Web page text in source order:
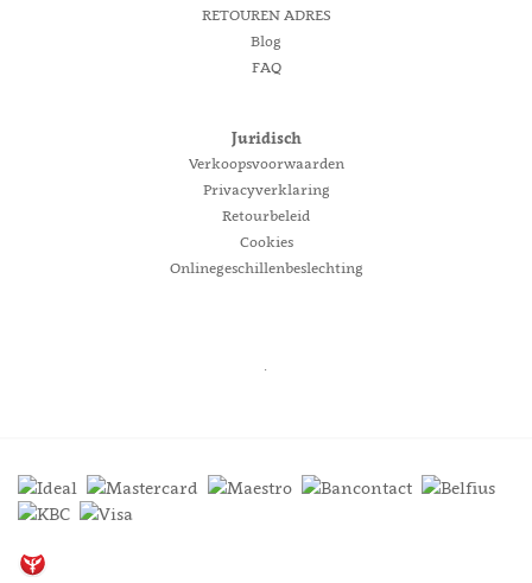
RETOUREN ADRES
Blog
FAQ
Juridisch
Verkoopsvoorwaarden
Privacyverklaring
Retourbeleid
Cookies
Onlinegeschillenbeslechting